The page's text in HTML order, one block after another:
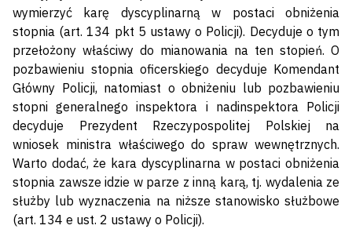
wymierzyć karę dyscyplinarną w postaci obniżenia
stopnia (art. 134 pkt 5 ustawy o Policji). Decyduje o tym
przełożony właściwy do mianowania na ten stopień. O
pozbawieniu stopnia oficerskiego decyduje Komendant
Główny Policji, natomiast o obniżeniu lub pozbawieniu
stopni generalnego inspektora i nadinspektora Policji
decyduje Prezydent Rzeczypospolitej Polskiej na
wniosek ministra właściwego do spraw wewnętrznych.
Warto dodać, że kara dyscyplinarna w postaci obniżenia
stopnia zawsze idzie w parze z inną karą, tj. wydalenia ze
służby lub wyznaczenia na niższe stanowisko służbowe
(art. 134 e ust. 2 ustawy o Policji).